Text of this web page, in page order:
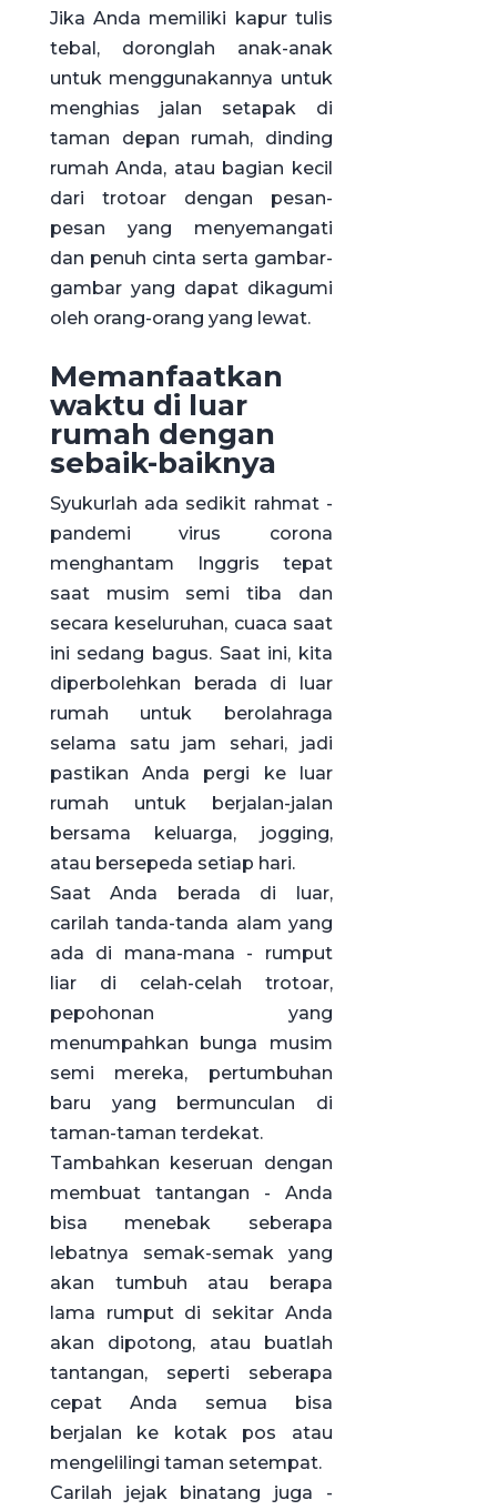
Jika Anda memiliki kapur tulis
tebal, doronglah anak-anak
untuk menggunakannya untuk
menghias jalan setapak di
taman depan rumah, dinding
rumah Anda, atau bagian kecil
dari trotoar dengan pesan-
pesan yang menyemangati
dan penuh cinta serta gambar-
gambar yang dapat dikagumi
oleh orang-orang yang lewat.
Memanfaatkan
waktu di luar
rumah dengan
sebaik-baiknya
Syukurlah ada sedikit rahmat -
pandemi virus corona
menghantam Inggris tepat
saat musim semi tiba dan
secara keseluruhan, cuaca saat
ini sedang bagus. Saat ini, kita
diperbolehkan berada di luar
rumah untuk berolahraga
selama satu jam sehari, jadi
pastikan Anda pergi ke luar
rumah untuk berjalan-jalan
bersama keluarga, jogging,
atau bersepeda setiap hari.
Saat Anda berada di luar,
carilah tanda-tanda alam yang
ada di mana-mana - rumput
liar di celah-celah trotoar,
pepohonan yang
menumpahkan bunga musim
semi mereka, pertumbuhan
baru yang bermunculan di
taman-taman terdekat.
Tambahkan keseruan dengan
membuat tantangan - Anda
bisa menebak seberapa
lebatnya semak-semak yang
akan tumbuh atau berapa
lama rumput di sekitar Anda
akan dipotong, atau buatlah
tantangan, seperti seberapa
cepat Anda semua bisa
berjalan ke kotak pos atau
mengelilingi taman setempat.
Carilah jejak binatang juga -